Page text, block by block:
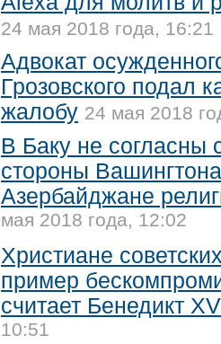
24 мая 2018 года, 16:21
Адвокат
Грозовского подал
жалобу 24 мая 2018
В Баку не согласны
стороны
Азербайджане
мая 2018 года, 12:02
Христиане
пример
считает Бенедикт
10:51